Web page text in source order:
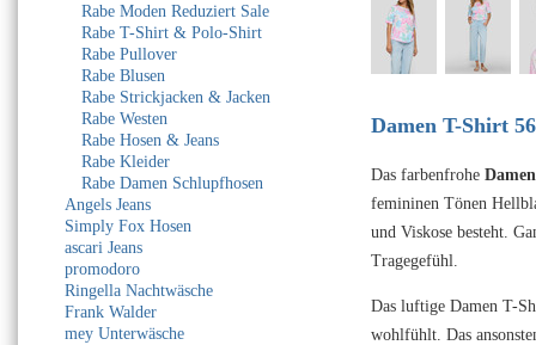
Rabe Moden Reduziert Sale
Rabe T-Shirt & Polo-Shirt
Rabe Pullover
Rabe Blusen
Rabe Strickjacken & Jacken
Rabe Westen
Rabe Hosen & Jeans
Rabe Kleider
Rabe Damen Schlupfhosen
Angels Jeans
Simply Fox Hosen
ascari Jeans
promodoro
Ringella Nachtwäsche
Frank Walder
mey Unterwäsche
Damen T-Shirt
Das farbenfrohe
femininen Tönen
und Viskose besteht.
Tragegefühl.
Das luftige Damen T-
wohlfühlt. Das